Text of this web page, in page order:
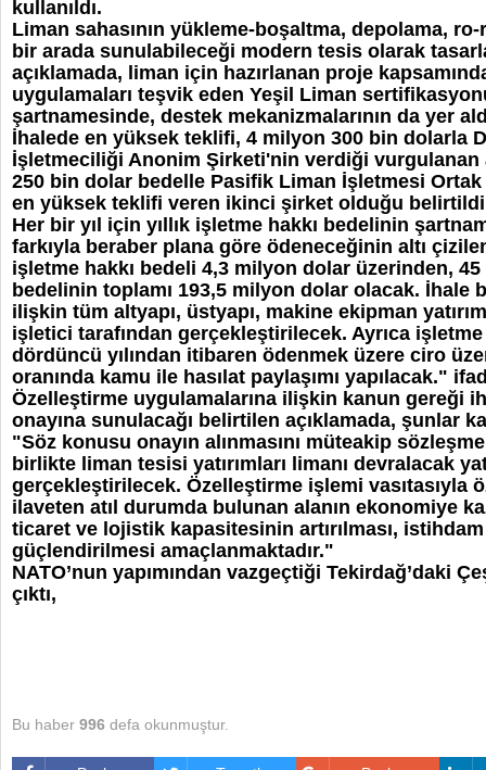
kullanıldı.
Liman sahasının yükleme-boşaltma, depolama,
bir arada sunulabileceği modern tesis olarak
açıklamada, liman için hazırlanan proje
uygulamaları teşvik eden Yeşil Liman
şartnamesinde, destek mekanizmalarının da yer
İhalede en yüksek teklifi, 4 milyon 300 bin dolarla
İşletmeciliği Anonim Şirketi'nin verdiği vurgulanan
250 bin dolar bedelle Pasifik Liman İşletmesi
en yüksek teklifi veren ikinci şirket olduğu
Her bir yıl için yıllık işletme hakkı bedelinin
farkıyla beraber plana göre ödeneceğinin altı
işletme hakkı bedeli 4,3 milyon dolar üzerinden, 45
bedelinin toplamı 193,5 milyon dolar olacak. İhale
ilişkin tüm altyapı, üstyapı, makine ekipman
işletici tarafından gerçekleştirilecek. Ayrıca
dördüncü yılından itibaren ödenmek üzere ciro
oranında kamu ile hasılat paylaşımı yapılacak."
Özelleştirme uygulamalarına ilişkin kanun gereği
onayına sunulacağı belirtilen açıklamada, şunlar
"Söz konusu onayın alınmasını müteakip
birlikte liman tesisi yatırımları limanı devralacak
gerçekleştirilecek. Özelleştirme işlemi vasıtasıyla
ilaveten atıl durumda bulunan alanın ekonomiye
ticaret ve lojistik kapasitesinin artırılması, istihdam
güçlendirilmesi amaçlanmaktadır."
NATO’nun yapımından vazgeçtiği Tekirdağ’daki
çıktı,
Bu haber 996 defa okunmuştur.